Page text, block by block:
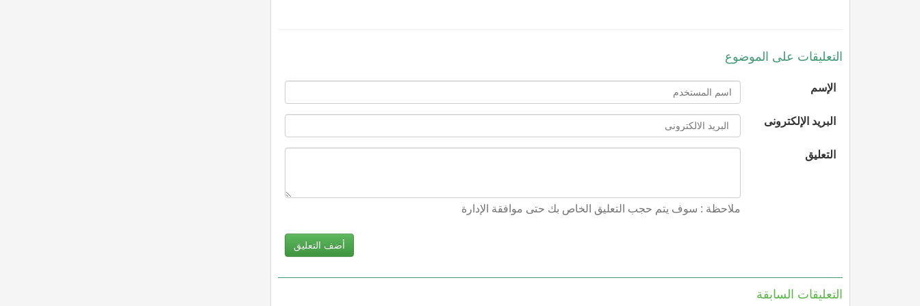
التعليقات على الموضوع
الإسم
البريد الإلكترونى
التعليق
ملاحظة : سوف يتم حجب التعليق الخاص بك حتى موافقة الإدارة
التعليقات السابقة